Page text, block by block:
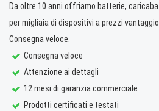
Da oltre 10 anni offriamo batterie,
per migliaia di dispositivi a prezzi
Consegna veloce.
Consegna veloce
Attenzione ai dettagli
12 mesi di garanzia commerciale
Prodotti certificati e testati